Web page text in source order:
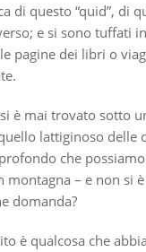
di questo “quid”, di
e si sono tuffati
pagine dei libri o
è mai trovato sotto
lattiginoso delle
che
montagna – e non si
domanda?
è qualcosa che